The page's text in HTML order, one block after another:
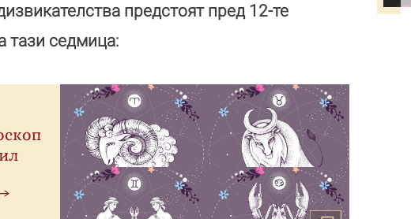
предстоят пред 12-те
тази седмица: